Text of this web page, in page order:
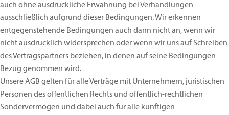
auch ohne ausdrückliche Erwähnung bei Verhandlungen
ausschließlich aufgrund dieser Bedingungen. Wir erkennen
entgegenstehende Bedingungen auch dann nicht an, wenn wir
nicht ausdrücklich widersprechen oder wenn wir uns auf Schreiben
des Vertragspartners beziehen, in denen auf seine Bedingungen
Bezug genommen wird.
Unsere AGB gelten für alle Verträge mit Unternehmern, juristischen
Personen des öffentlichen Rechts und öffentlich-rechtlichen
Sondervermögen und dabei auch für alle künftigen